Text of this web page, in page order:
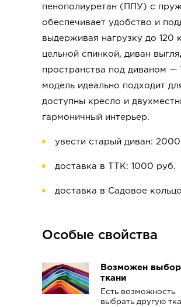
пенополиуретан (ППУ) с
обеспечивает удобство и
выдерживая нагрузку до 120
цельной спинкой, диван
пространства под диваном —
модель идеально подходит
доступны кресло и
гармоничный интерьер.
увести старый диван:
доставка в ТТК: 1000 руб.
доставка в Садовое
Особые свойства
Возможен выбор
ткани
Есть возможность
выбрать другую